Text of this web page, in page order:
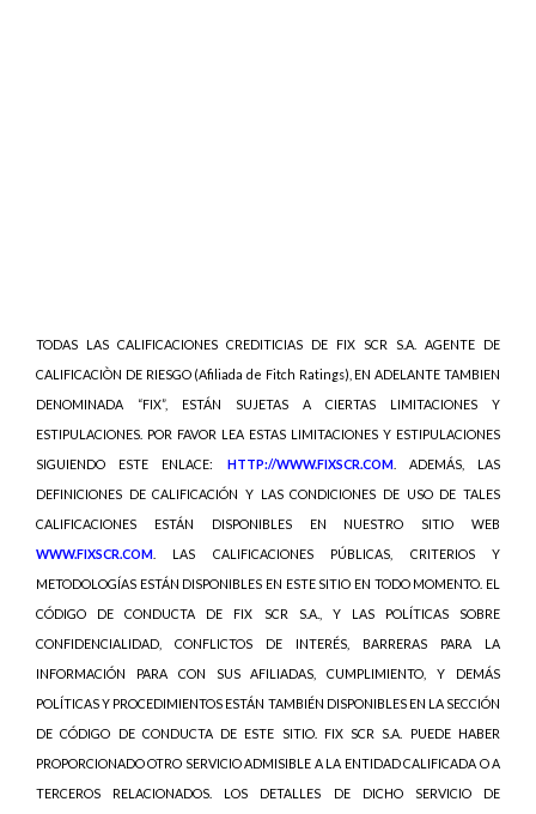
TODAS LAS CALIFICACIONES CREDITICIAS DE FIX SCR S.A. AGENTE DE
CALIFICACIÒN DE RIESGO (Afiliada de Fitch Ratings), EN ADELANTE TAMBIEN
DENOMINADA “FIX”, ESTÁN SUJETAS A CIERTAS LIMITACIONES Y
ESTIPULACIONES. POR FAVOR LEA ESTAS LIMITACIONES Y ESTIPULACIONES
SIGUIENDO ESTE ENLACE: HTTP://WWW.FIXSCR.COM . ADEMÁS, LAS
DEFINICIONES DE CALIFICACIÓN Y LAS CONDICIONES DE USO DE TALES
CALIFICACIONES ESTÁN DISPONIBLES EN NUESTRO SITIO WEB
WWW.FIXSCR.COM . LAS CALIFICACIONES PÚBLICAS, CRITERIOS Y
METODOLOGÍAS ESTÁN DISPONIBLES EN ESTE SITIO EN TODO MOMENTO. EL
CÓDIGO DE CONDUCTA DE FIX SCR S.A., Y LAS POLÍTICAS SOBRE
CONFIDENCIALIDAD, CONFLICTOS DE INTERÉS, BARRERAS PARA LA
INFORMACIÓN PARA CON SUS AFILIADAS, CUMPLIMIENTO, Y DEMÁS
POLÍTICAS Y PROCEDIMIENTOS ESTÁN TAMBIÉN DISPONIBLES EN LA SECCIÓN
DE CÓDIGO DE CONDUCTA DE ESTE SITIO. FIX SCR S.A. PUEDE HABER
PROPORCIONADO OTRO SERVICIO ADMISIBLE A LA ENTIDAD CALIFICADA O A
TERCEROS RELACIONADOS. LOS DETALLES DE DICHO SERVICIO DE